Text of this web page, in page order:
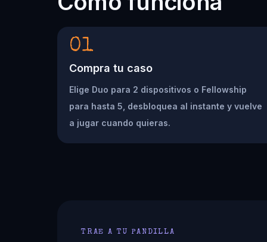
01
Compra tu caso
Elige Duo para 2 dispositivos o Fellowship
para hasta 5, desbloquea al instante y vuelve
a jugar cuando quieras.
TRAE A TU PANDILLA